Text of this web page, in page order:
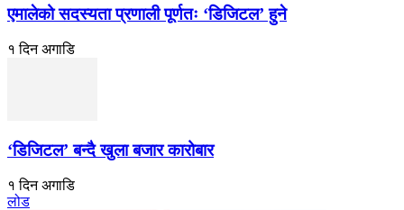
एमालेको सदस्यता प्रणाली पूर्णतः ‘डिजिटल’ हुने
१ दिन अगाडि
‘डिजिटल’ बन्दै खुला बजार कारोबार
१ दिन अगाडि
लोड